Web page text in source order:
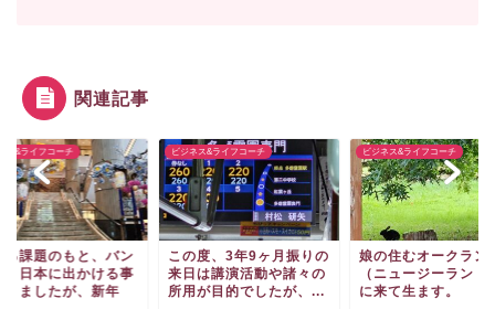
関連記事
ス&ライフコーチ
る課題のもと、バン
、日本に出かける事
りましたが、新年
ビジネス&ライフコーチ
この度、3年9ヶ月振りの
来日は講演活動や諸々の
所用が目的でしたが、...
ビジネス&ライフコーチ
娘の住むオークラン
（ニュージーランド
に来て生ます。